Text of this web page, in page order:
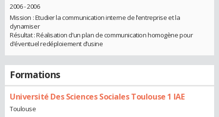
2006 - 2006
Mission : Etudier la communication interne de l’entreprise et la
dynamiser
Résultat : Réalisation d’un plan de communication homogène pour
d’éventuel redéploiement d’usine
Formations
Université Des Sciences Sociales Toulouse 1 IAE
Toulouse